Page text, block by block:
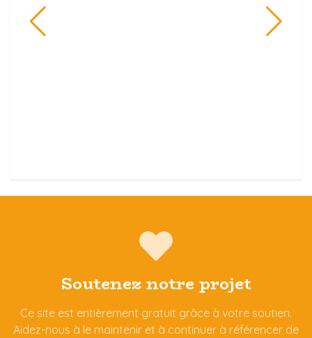
Soutenez notre projet
Ce site est entièrement gratuit grâce à votre soutien.
Aidez-nous à le maintenir et à continuer à référencer de